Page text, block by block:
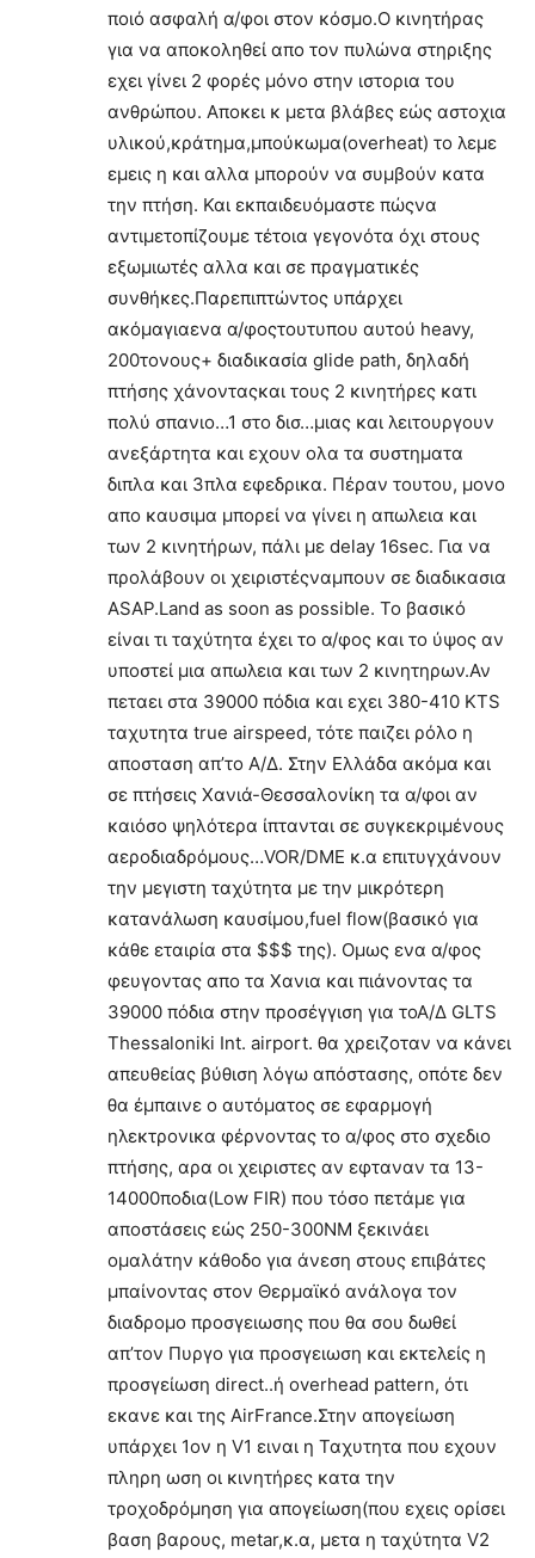
ποιό ασφαλή α/φοι στον κόσμο.Ο κινητήρας
για να αποκοληθεί απο τον πυλώνα στηριξης
εχει γίνει 2 φορές μόνο στην ιστορια του
ανθρώπου. Αποκει κ μετα βλάβες εώς αστοχια
υλικού,κράτημα,μπούκωμα(overheat) το λεμε
εμεις η και αλλα μπορούν να συμβούν κατα
την πτήση. Και εκπαιδευόμαστε πώςνα
αντιμετοπίζουμε τέτοια γεγονότα όχι στους
εξωμιωτές αλλα και σε πραγματικές
συνθήκες.Παρεπιπτώντος υπάρχει
ακόμαγιαενα α/φοςτουτυπου αυτού heavy,
200τονους+ διαδικασία glide path, δηλαδή
πτήσης χάνονταςκαι τους 2 κινητήρες κατι
πολύ σπανιο…1 στο δισ…μιας και λειτουργουν
ανεξάρτητα και εχουν ολα τα συστηματα
διπλα και 3πλα εφεδρικα. Πέραν τουτου, μονο
απο καυσιμα μπορεί να γίνει η απωλεια και
των 2 κινητήρων, πάλι με delay 16sec. Για να
προλάβουν οι χειριστέςναμπουν σε διαδικασια
ASAP.Land as soon as possible. To βασικό
είναι τι ταχύτητα έχει το α/φος και το ύψος αν
υποστεί μια απωλεια και των 2 κινητηρων.Αν
πεταει στα 39000 πόδια και εχει 380-410 ΚΤS
ταχυτητα true airspeed, τότε παιζει ρόλο η
αποσταση απ’το Α/Δ. Στην Ελλάδα ακόμα και
σε πτήσεις Χανιά-Θεσσαλονίκη τα α/φοι αν
καιόσο ψηλότερα ίπτανται σε συγκεκριμένους
αεροδιαδρόμους…VOR/DME κ.α επιτυγχάνουν
την μεγιστη ταχύτητα με την μικρότερη
κατανάλωση καυσίμου,fuel flow(βασικό για
κάθε εταιρία στα $$$ της). Ομως ενα α/φος
φευγοντας απο τα Χανια και πιάνοντας τα
39000 πόδια στην προσέγγιση για τοΑ/Δ GLTS
Thessaloniki Int. airport. θα χρειζοταν να κάνει
απευθείας βύθιση λόγω απόστασης, οπότε δεν
θα έμπαινε ο αυτόματος σε εφαρμογή
ηλεκτρονικα φέρνοντας το α/φος στο σχεδιο
πτήσης, αρα οι χειριστες αν εφταναν τα 13-
14000ποδια(Low FIR) που τόσο πετάμε για
αποστάσεις εώς 250-300ΝΜ ξεκινάει
ομαλάτην κάθοδο για άνεση στους επιβάτες
μπαίνοντας στον Θερμαϊκό ανάλογα τον
διαδρομο προσγειωσης που θα σου δωθεί
απ’τον Πυργο για προσγειωση και εκτελείς η
προσγείωση direct..ή overhead pattern, ότι
εκανε και της AirFrance.Στην απογείωση
υπάρχει 1ον η V1 ειναι η Ταχυτητα που εχουν
πληρη ωση οι κινητήρες κατα την
τροχοδρόμηση για απογείωση(που εχεις ορίσει
βαση βαρους, metar,κ.α, μετα η ταχύτητα V2